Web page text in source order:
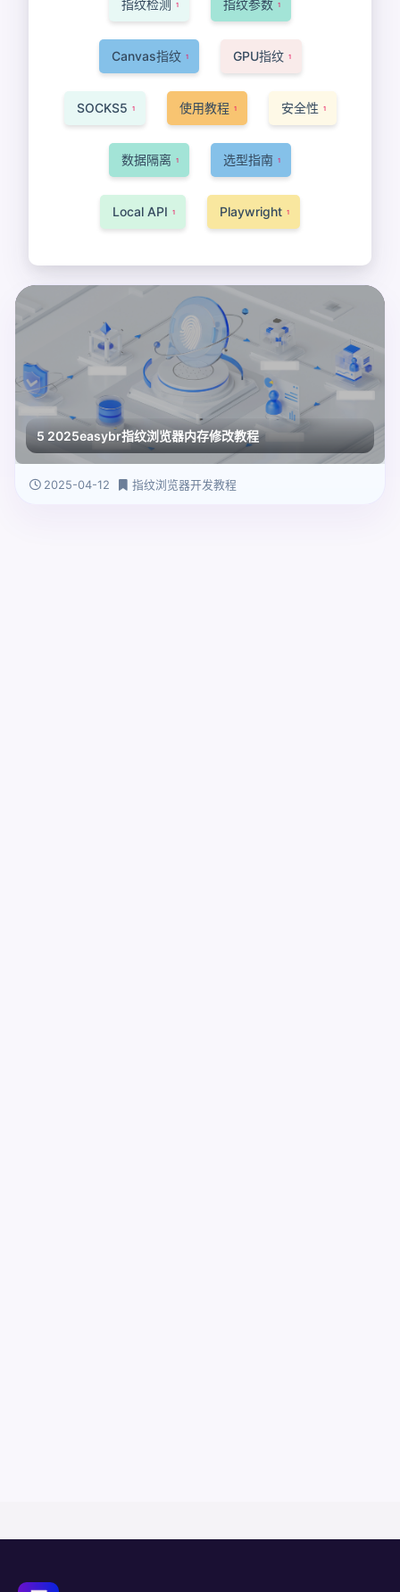
指纹检测 1 指纹参数 1
Canvas指纹 1 GPU指纹 1
SOCKS5 1 使用教程 1 安全性 1
数据隔离 1 选型指南 1
Local API 1 Playwright 1
5 2025easybr指纹浏览器内存修改教程
2025-04-12 指纹浏览器开发教程